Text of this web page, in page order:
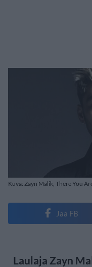
Kuva: Zayn Malik, There You
Jaa FB
Laulaja Zayn